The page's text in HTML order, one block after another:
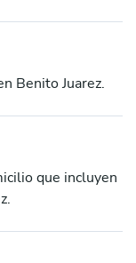
Benito Juarez.
que incluyen